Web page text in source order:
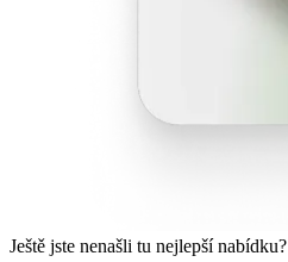
Ještě jste nenašli tu nejlepší nabídku?